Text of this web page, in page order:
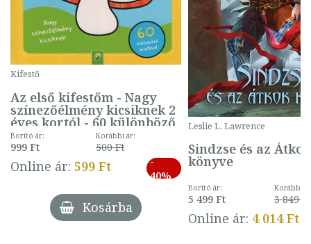
Kifestő
Az első kifestőm - Nagy
színezőélmény kicsiknek 2
éves kortól - 60 különböző
mintával (gombás)
Borító ár:
999 Ft
Korábbi ár:
500 Ft
Online ár: 599 Ft
-
40%
Kosárba
Leslie L. Lawrence
Sindzse és az Átkok
könyve
Borító ár:
5 499 Ft
Korábbi
3 849 Ft
Online ár: 4 014 Ft